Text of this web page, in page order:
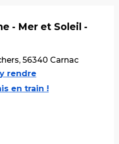
- Mer et Soleil -
56340 Carnac
rendre
en train !